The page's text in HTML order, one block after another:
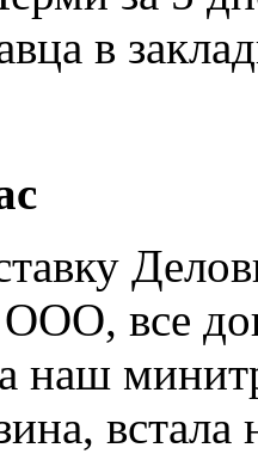
в
все
наш